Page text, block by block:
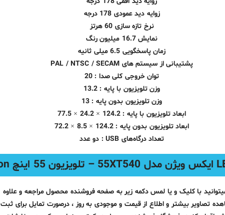
زوایه دید عمودی 178 درجه
نرخ تازه سازی 60 هرتز
نمایش 16.7 میلیون رنگ
زمان پاسخگویی 6.5 میلی ثانیه
پشتیبانی از سیستم های PAL / NTSC / SECAM
توان خروجی کلی صدا : 20
وزن تلویزیون با پایه : 13.2
وزن تلویزیون بدون پایه : 13
ابعاد تلویزیون با پایه : 124.2 × 24.2 × 77.5
ابعاد تلویزیون بدون پایه : 124.2 × 8.5 × 72.2
تعداد درگاه‌های USB : دو عدد
با کلیک و یا لمس دکمه زیر به صفحه فروشنده محصول مراجعه و علاوه
تصاویر بیشتر و اطلاع از قیمت و موجودی به روز ، درصورت تمایل برای ثبت